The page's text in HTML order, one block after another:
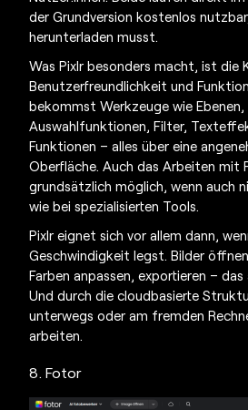
der Grundversion kostenlos
herunterladen musst.
Was Pixlr besonders macht, ist die
Benutzerfreundlichkeit und
bekommst Werkzeuge wie Ebenen,
Auswahlfunktionen, Filter,
Funktionen – alles über eine
Oberfläche. Auch das Arbeiten mit
grundsätzlich möglich, wenn auch
wie bei spezialisierten Tools.
Pixlr eignet sich vor allem dann,
Geschwindigkeit legst. Bilder
Farben anpassen, exportieren –
Und durch die cloudbasierte
unterwegs oder am fremden
arbeiten.
8. Fotor